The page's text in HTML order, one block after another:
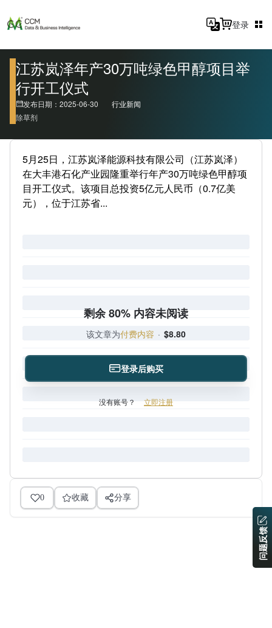
登录
江苏岚泽年产30万吨绿色甲醇项目举
行开工仪式
发布日期：2025-06-30
行业新闻
除草剂
5月25日，江苏岚泽能源科技有限公司（江苏岚泽）
在大丰港石化产业园隆重举行年产30万吨绿色甲醇项
目开工仪式。该项目总投资5亿元人民币（0.7亿美
元），位于江苏省...
剩余 80% 内容未阅读
该文章为付费内容 · $8.80
登录后购买
没有账号？ 立即注册
0 收藏 分享
问题反馈